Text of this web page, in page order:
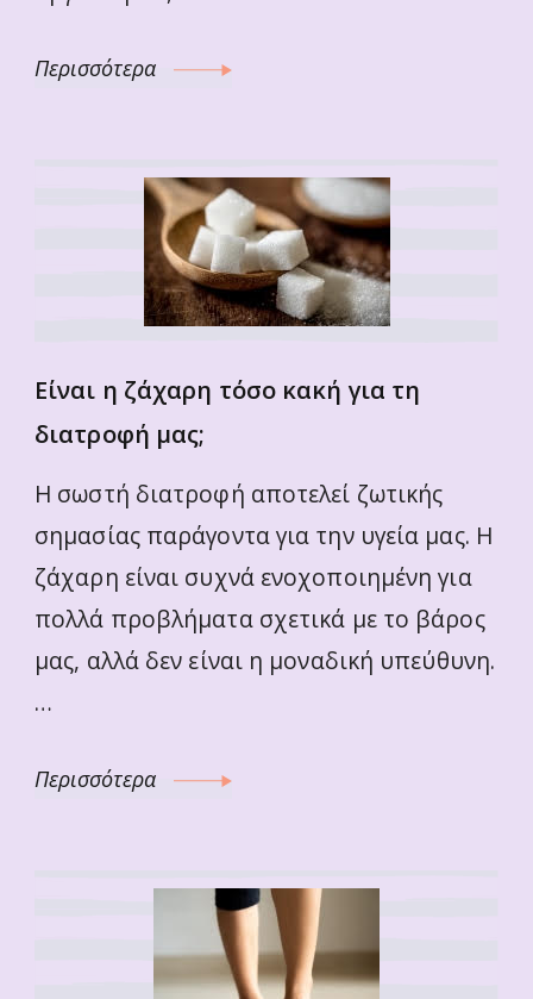
Περισσότερα
Είναι η ζάχαρη τόσο κακή για τη
διατροφή μας;
Η σωστή διατροφή αποτελεί ζωτικής
σημασίας παράγοντα για την υγεία μας. Η
ζάχαρη είναι συχνά ενοχοποιημένη για
πολλά προβλήματα σχετικά με το βάρος
μας, αλλά δεν είναι η μοναδική υπεύθυνη.
…
Περισσότερα